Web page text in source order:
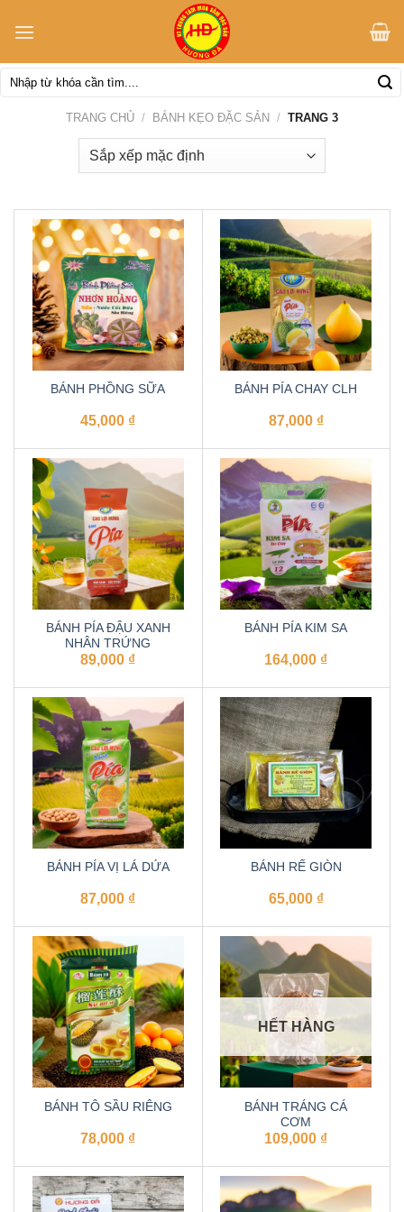
Tìm
kiếm:
TRANG CHỦ / BÁNH KẸO ĐẶC SẢN / TRANG 3
BÁNH PHỒNG SỮA
45,000 ₫
BÁNH PÍA CHAY CLH
87,000 ₫
BÁNH PÍA ĐẬU XANH
NHÂN TRỨNG
89,000 ₫
BÁNH PÍA KIM SA
164,000 ₫
BÁNH PÍA VỊ LÁ DỨA
87,000 ₫
BÁNH RẾ GIÒN
65,000 ₫
BÁNH TÔ SẦU RIÊNG
78,000 ₫
HẾT HÀNG
BÁNH TRÁNG CÁ
CƠM
109,000 ₫